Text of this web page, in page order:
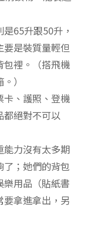
65升跟50升，
是裝質量輕但
包裡。（搭飛機
）
卡、護照、登機
都絕對不可以
能力沒有太多期
；她們的背包
用品（貼紙書
拿進拿出，另